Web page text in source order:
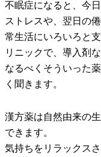
不眠症になると、今
ストレスや、翌日の
常生活にいろいろと
リニックで、導入剤
なるべくそういった
く聞きます。
漢方薬は自然由来の
できます。
気持ちをリラックス